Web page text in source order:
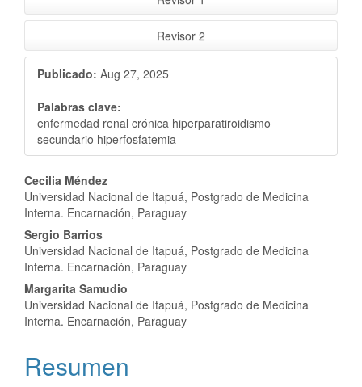
Revisor 2
Publicado: Aug 27, 2025
Palabras clave:
enfermedad renal crónica hiperparatiroidismo
secundario hiperfosfatemia
Contenido
principal
del
artículo
Cecilia Méndez
Universidad Nacional de Itapuá, Postgrado de Medicina
Interna. Encarnación, Paraguay
Sergio Barrios
Universidad Nacional de Itapuá, Postgrado de Medicina
Interna. Encarnación, Paraguay
Margarita Samudio
Universidad Nacional de Itapuá, Postgrado de Medicina
Interna. Encarnación, Paraguay
Resumen